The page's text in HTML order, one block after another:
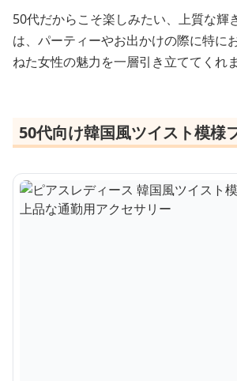
50代だからこそ楽しみたい、上質な輝
は、パーティーやお出かけの際に特に
ねた女性の魅力を一層引き立ててくれま
50代向け韓国風ツイスト模様